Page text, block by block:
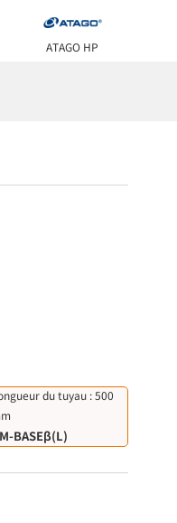
ATAGO HP
du tuyau : 500
BASEβ(L)